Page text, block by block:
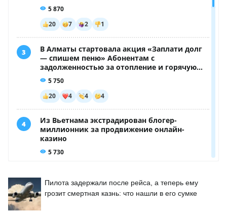
Пилота задержали после рейса, а теперь ему
грозит смертная казнь: что нашли в его сумке